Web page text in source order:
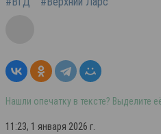
Нашли опечатку в тексте? Выделите
11:23, 1 января 2026 г.